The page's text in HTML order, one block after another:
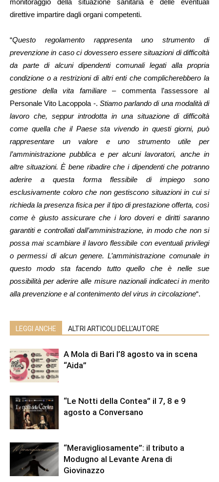
monitoraggio della situazione sanitaria e delle eventuali
direttive impartire dagli organi competenti.
“Questo regolamento rappresenta uno strumento di
prevenzione in caso ci dovessero essere situazioni di difficoltà
da parte di alcuni dipendenti comunali legati alla propria
condizione o a restrizioni di altri enti che complicherebbero la
gestione della vita familiare– commenta l’assessore al
Personale Vito Lacoppola -. Stiamo parlando di una modalità di
lavoro che, seppur introdotta in una situazione di difficoltà
come quella che il Paese sta vivendo in questi giorni, può
rappresentare un valore e uno strumento utile per
l’amministrazione pubblica e per alcuni lavoratori, anche in
altre situazioni. È bene ribadire che i dipendenti che potranno
aderire a questa forma flessibile di impiego sono
esclusivamente coloro che non gestiscono situazioni in cui si
richieda la presenza fisica per il tipo di prestazione offerta, così
come è giusto assicurare che i loro doveri e diritti saranno
garantiti e controllati dall’amministrazione, in modo che non si
possa mai scambiare il lavoro flessibile con eventuali privilegi
o permessi di alcun genere. L’amministrazione comunale in
questo modo sta facendo tutto quello che è nelle sue
possibilità per aderire alle misure nazionali indicateci in merito
alla prevenzione e al contenimento del virus in circolazione“.
LEGGI ANCHE ALTRI ARTICOLI DELL'AUTORE
A Mola di Bari l’8 agosto va in scena
“Aida”
“Le Notti della Contea” il 7, 8 e 9
agosto a Conversano
“Meravigliosamente”: il tributo a
Modugno al Levante Arena di
Giovinazzo